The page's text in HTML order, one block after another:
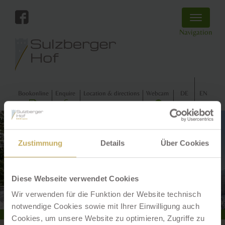
Zustimmung Details Über Cookies
Diese Webseite verwendet Cookies
Wir verwenden für die Funktion der Website technisch
notwendige Cookies sowie mit Ihrer Einwilligung auch
Cookies, um unsere Website zu optimieren, Zugriffe zu
Toggle
Navigation
Bookonline Enquire Location & directions Webcam DE EN
Previous Next